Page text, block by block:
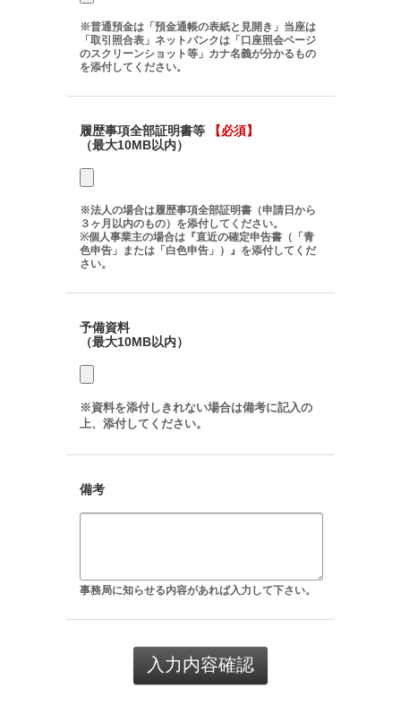
※普通預金は「預金通帳の表紙と見開き」当座は
「取引照合表」ネットバンクは「口座照会ページ
のスクリーンショット等」カナ名義が分かるもの
を添付してください。
履歴事項全部証明書等
【必須】
（最大10MB以内）
※法人の場合は履歴事項全部証明書（申請日から
３ヶ月以内のもの）を添付してください。
※個人事業主の場合は『直近の確定申告書（「青
色申告」または「白色申告」）』を添付してくだ
さい。
予備資料
（最大10MB以内）
※資料を添付しきれない場合は備考に記入の
上、添付してください。
備考
事務局に知らせる内容があれば入力して下さい。